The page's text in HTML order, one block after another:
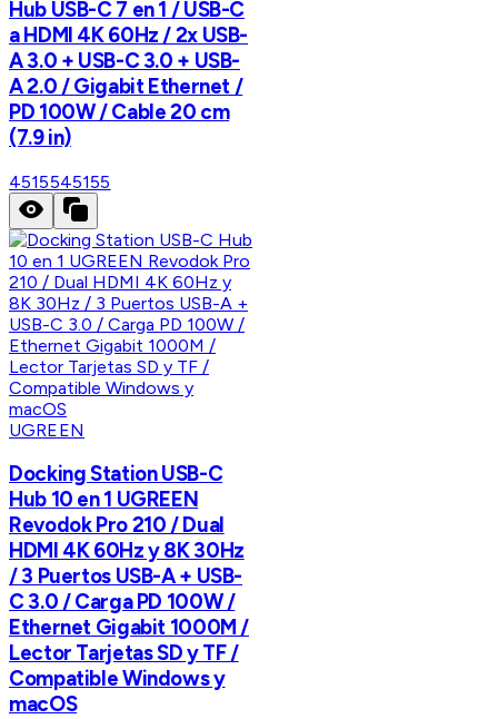
Hub USB-C 7 en 1 / USB-C
a HDMI 4K 60Hz / 2x USB-
A 3.0 + USB-C 3.0 + USB-
A 2.0 / Gigabit Ethernet /
PD 100W / Cable 20 cm
(7.9 in)
4515545155
UGREEN
Docking Station USB-C
Hub 10 en 1 UGREEN
Revodok Pro 210 / Dual
HDMI 4K 60Hz y 8K 30Hz
/ 3 Puertos USB-A + USB-
C 3.0 / Carga PD 100W /
Ethernet Gigabit 1000M /
Lector Tarjetas SD y TF /
Compatible Windows y
macOS